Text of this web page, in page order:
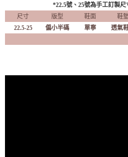
*22.5號、25號為手工訂製
尺寸
版型 鞋面 鞋
22.5-25
偏小半碼 單寧 透氣